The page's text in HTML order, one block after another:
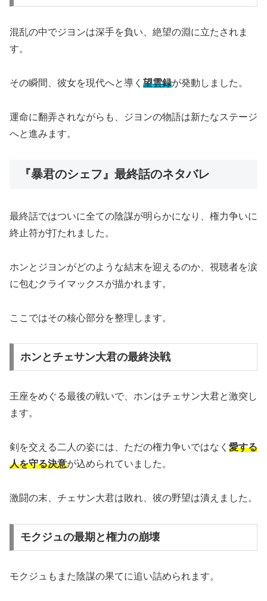
混乱の中でジヨンは深手を負い、絶望の淵に立たされま
す。
その瞬間、彼女を現代へと導く 望雲録が発動しました。
運命に翻弄されながらも、ジヨンの物語は新たなステージ
へと進みます。
『暴君のシェフ』最終話のネタバレ
最終話ではついに全ての陰謀が明らかになり、権力争いに
終止符が打たれました。
ホンとジヨンがどのような結末を迎えるのか、視聴者を涙
に包むクライマックスが描かれます。
ここではその核心部分を整理します。
ホンとチェサン大君の最終決戦
王座をめぐる最後の戦いで、ホンはチェサン大君と激突し
ます。
剣を交える二人の姿には、ただの権力争いではなく 愛する
人を守る決意が込められていました。
激闘の末、チェサン大君は敗れ、彼の野望は潰えました。
モクジュの最期と権力の崩壊
モクジュもまた陰謀の果てに追い詰められます。